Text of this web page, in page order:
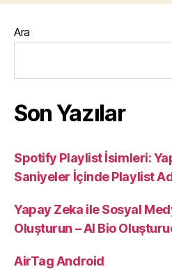
Ara
Son Yazılar
Spotify Playlist İsimleri:
Saniyeler İçinde Playlist
Yapay Zeka ile Sosyal
Oluşturun – AI Bio
AirTag Android